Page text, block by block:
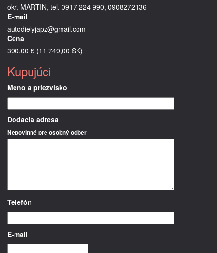
okr. MARTIN, tel. 0917 224 990, 0908272136
E-mail
autodielyjapz@gmail.com
Cena
390,00 € (11 749,00 SK)
Kupujúci
Meno a priezvisko
Dodacia adresa
Nepovinné pre osobný odber
Telefón
E-mail